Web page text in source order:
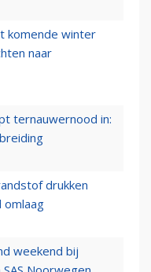
komende winter
naar
ternauwernood in:
drukken
omlaag
weekend bij